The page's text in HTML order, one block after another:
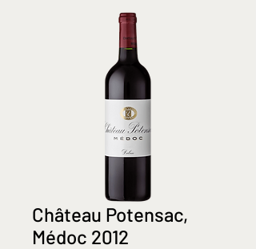
Château Potensac,
Médoc 2012